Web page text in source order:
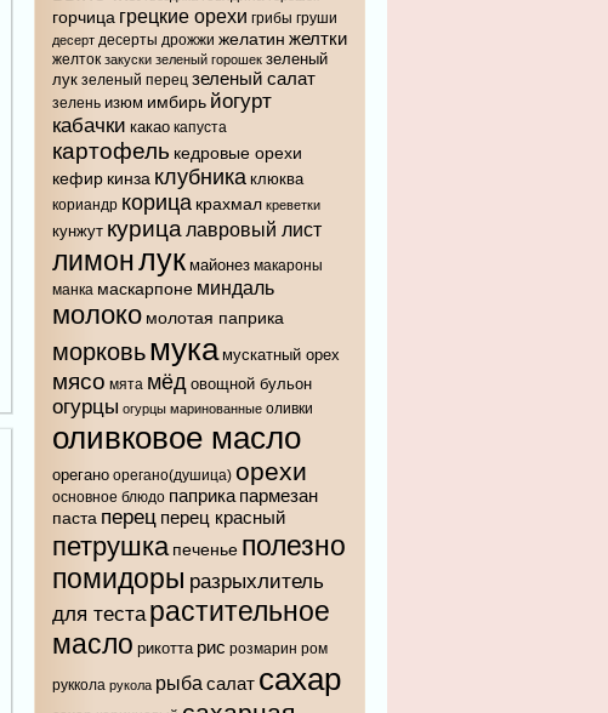
горчица грецкие орехи грибы груши
десерт десерты дрожжи желатин желтки
желток закуски зеленый горошек зеленый
лук зеленый перец зеленый салат
зелень изюм имбирь йогурт
кабачки какао капуста
картофель кедровые орехи
кефир кинза клубника клюква
кориандр корица крахмал креветки
кунжут курица лавровый лист
лимонлук майонез макароны
манка маскарпоне миндаль
молоко молотая паприка
морковьмука мускатный орех
мясо мята мёд овощной бульон
огурцы огурцы маринованные оливки
оливковое масло
орегано орегано(душица) орехи
основное блюдо паприка пармезан
паста перец перец красный
петрушка печенье полезно
помидоры разрыхлитель
для теста растительное
масло рикотта рис розмарин ром
руккола рукола рыба салат сахар